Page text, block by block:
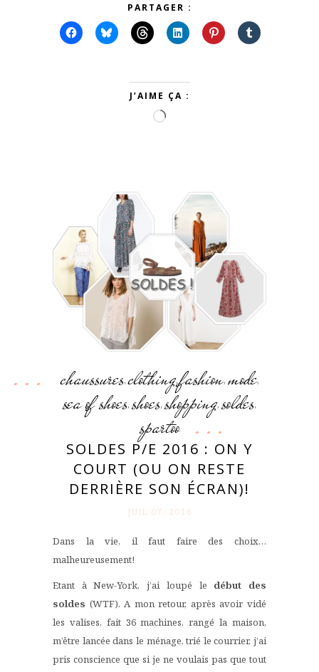
PARTAGER :
J’AIME ÇA :
Chargement…
chaussures,clothing,fashion, mode,
sea of shoes, shoes, shopping, soldes,
spartoo
SOLDES P/E 2016 : ON Y
COURT (OU ON RESTE
DERRIÈRE SON ÉCRAN)!
JUIL 07. 2016
Dans la vie, il faut faire des choix…
malheureusement!
Etant à New-York, j’ai loupé le début des
soldes (WTF). A mon retour, après avoir vidé
les valises, fait 36 machines, rangé la maison,
m’être lancée dans le ménage, trié le courrier, j’ai
pris conscience que si je ne voulais pas que tout